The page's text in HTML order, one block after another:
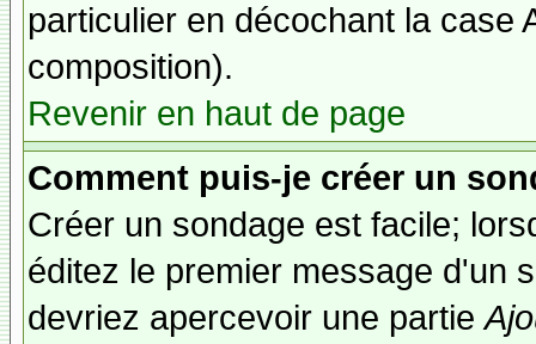
particulier en décochant la case
composition).
Revenir en haut de page
Comment puis-je créer un
Créer un sondage est facile;
éditez le premier message d'un
devriez apercevoir une partie